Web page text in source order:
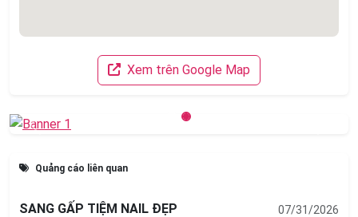
Xem trên Google Map
Previous
Quảng cáo liên quan
SANG GẤP TIỆM NAIL ĐẸP 07/31/2026